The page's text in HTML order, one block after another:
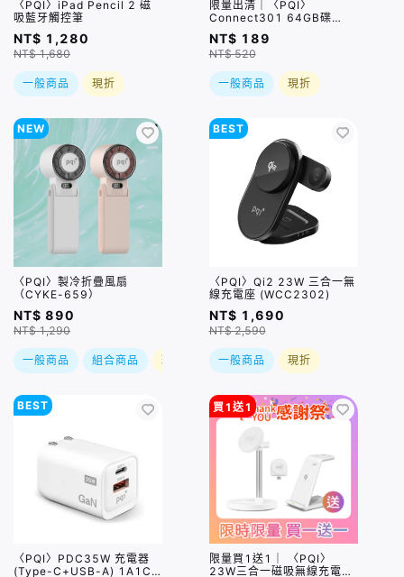
〈PQI〉iPad Pencil 2 磁
吸藍牙觸控筆
NT$ 1,280
NT$ 1,680
一般商品 現折
限量出清｜〈PQI〉
Connect301 64GB碟
USB3.0 Pen Drive 桃紅
NT$ 189
NT$ 520
一般商品 現折
NEW
〈PQI〉製冷折疊風扇
（CYKE-659）
NT$ 890
NT$ 1,290
一般商品 組合商品 現折
BEST
〈PQI〉Qi2 23W 三合一無
線充電座 (WCC2302)
NT$ 1,690
NT$ 2,590
一般商品 現折
BEST
〈PQI〉PDC35W 充電器
(Type-C+USB-A) 1A1C
買1送1
限量買1送1｜ 〈PQI〉
23W三合一磁吸無線充電座